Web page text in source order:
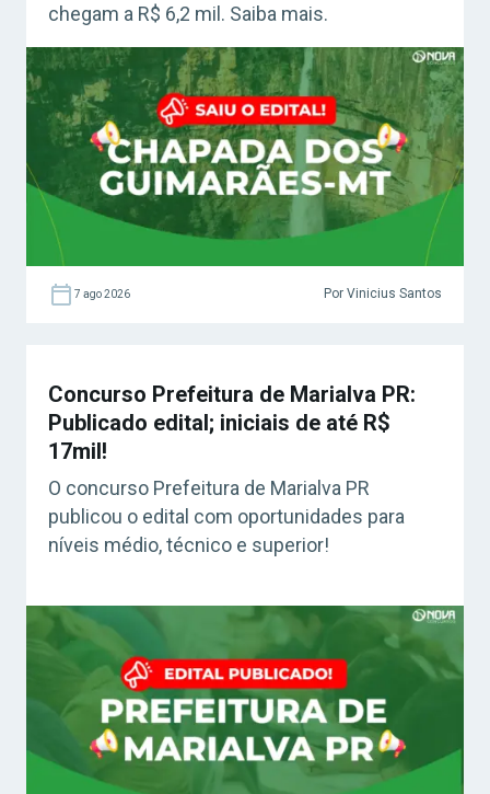
chegam a R$ 6,2 mil. Saiba mais.
7 ago 2026 Por Vinicius Santos
Concurso Prefeitura de Marialva PR:
Publicado edital; iniciais de até R$
17mil!
O concurso Prefeitura de Marialva PR
publicou o edital com oportunidades para
níveis médio, técnico e superior!